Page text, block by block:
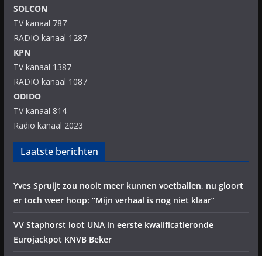
SOLCON
TV kanaal 787
RADIO kanaal 1287
KPN
TV kanaal 1387
RADIO kanaal 1087
ODIDO
TV kanaal 814
Radio kanaal 2023
Laatste berichten
Yves Spruijt zou nooit meer kunnen voetballen, nu gloort
er toch weer hoop: “Mijn verhaal is nog niet klaar”
VV Staphorst loot UNA in eerste kwalificatieronde
Eurojackpot KNVB Beker